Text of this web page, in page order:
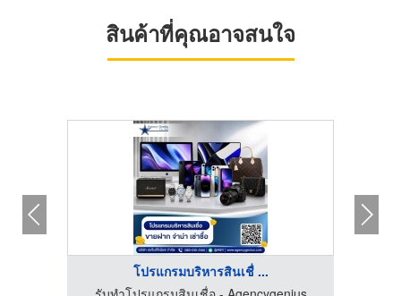
สินค้าที่คุณอาจสนใจ
โปรแกรมบริหารสินเชื่ ...